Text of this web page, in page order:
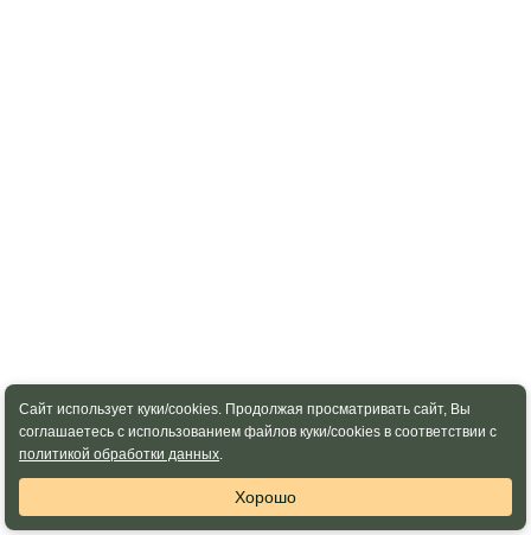
Сайт использует куки/cookies. Продолжая просматривать сайт, Вы
соглашаетесь с использованием файлов куки/cookies в соответствии с
политикой обработки данных.
Хорошо